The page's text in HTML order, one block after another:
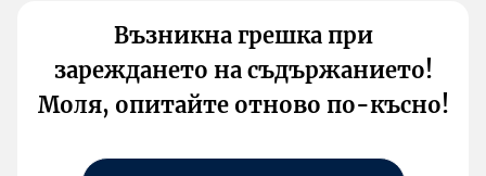
Възникна грешка при
зареждането на съдържанието!
Моля, опитайте отново по-късно!